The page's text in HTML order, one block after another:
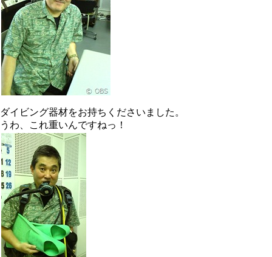
ダイビング器材をお持ちくださいました。
うわ、これ重いんですねっ！